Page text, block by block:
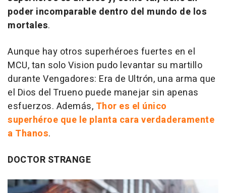
poder incomparable dentro del mundo de los
mortales.
Aunque hay otros superhéroes fuertes en el
MCU, tan solo Vision pudo levantar su martillo
durante Vengadores: Era de Ultrón, una arma que
el Dios del Trueno puede manejar sin apenas
esfuerzos. Además, Thor es el único
superhéroe que le planta cara verdaderamente
a Thanos.
DOCTOR STRANGE